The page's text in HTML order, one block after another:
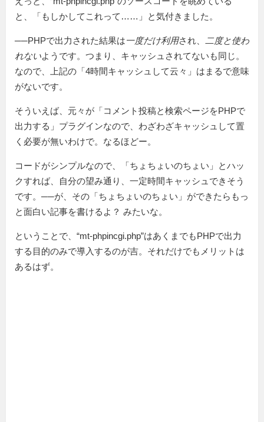
と、「もしかしてこれって……」と気付きました。
──PHPで出力された結果は一度だけ利用され、
二度と使わ
れないようです。つまり、キャッシュされてないも同じ。
なので、上記の「4時間キャッシュして云々」はまるで意味
がないです。
そういえば、元々が「コメント投稿と検索ページをPHPで
出力する」プラグインなので、わざわざキャッシュして置
く必要が無いわけで。なるほどー。
コードがシンプルなので、「ちょちょいのちょい」とハッ
クすれば、自分の望み通り、一定時間キャッシュできそう
です。──が、その「ちょちょいのちょい」ができたらもっ
と面白い記事を書けるよ？ みたいな。
ということで、“mt-phpincgi.php”はあくまでもPHPで出力
する目的のみで導入するのが吉。それだけでもメリットは
あるはず。